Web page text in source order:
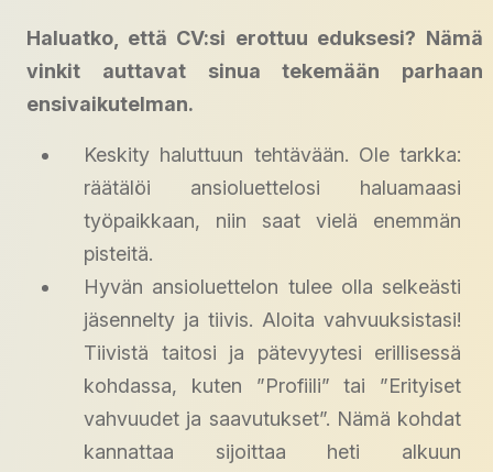
Haluatko, että CV:si erottuu eduksesi? Nämä
vinkit auttavat sinua tekemään parhaan
ensivaikutelman.
Keskity haluttuun tehtävään. Ole tarkka:
räätälöi ansioluettelosi haluamaasi
työpaikkaan, niin saat vielä enemmän
pisteitä.
Hyvän ansioluettelon tulee olla selkeästi
jäsennelty ja tiivis. Aloita vahvuuksistasi!
Tiivistä taitosi ja pätevyytesi erillisessä
kohdassa, kuten ”Profiili” tai ”Erityiset
vahvuudet ja saavutukset”. Nämä kohdat
kannattaa sijoittaa heti alkuun